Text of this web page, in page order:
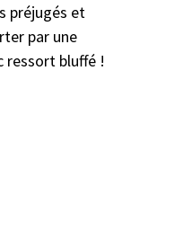
préjugés et
par une
ressort bluffé !